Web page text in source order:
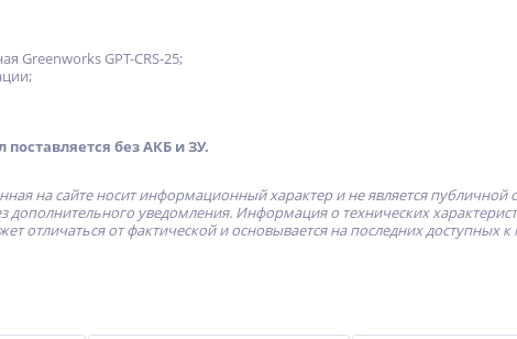
Greenworks GPT-CRS-25;
без АКБ и ЗУ.
на сайте носит информационный характер и не является публичной
уведомления. Информация о технических
отличаться от фактической и основывается на последних доступных